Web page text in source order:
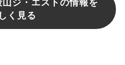
ジ・エストの情報を
く見る